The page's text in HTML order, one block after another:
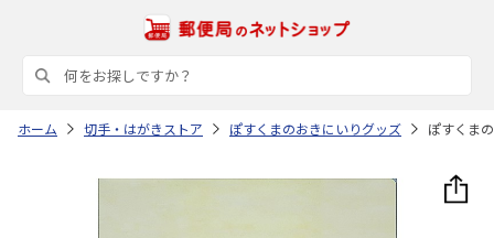
ホーム 切手・はがきストア ぽすくまのおきにいりグッズ ぽすくま